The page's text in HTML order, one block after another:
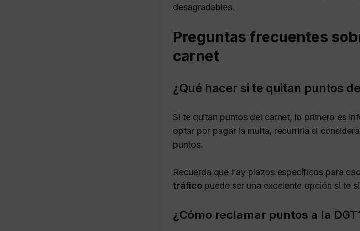
desagradables.
Preguntas frecuentes
carnet
¿Qué hacer si te quitan puntos
Si te quitan puntos del carnet, lo primero es
optar por pagar la multa, recurrirla si
puntos.
Recuerda que hay plazos específicos para
tráfico puede ser una excelente opción si te
¿Cómo reclamar puntos a la